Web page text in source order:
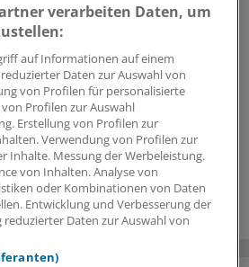
und vor allem den Lesern
lobte van den Bergh.
verarbeiten Daten, um
auf Informationen auf einem
Daten zur Auswahl von
von Profilen für personalisierte
Profilen zur Auswahl
Erstellung von Profilen zur
Verwendung von Profilen zur
Inhalte. Messung der Werbeleistung.
von Inhalten. Analyse von
oder Kombinationen von Daten
Entwicklung und Verbesserung der
Daten zur Auswahl von